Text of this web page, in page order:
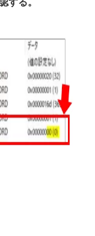
する。